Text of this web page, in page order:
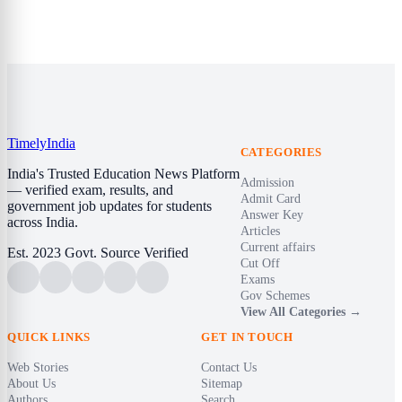
TimelyIndia
India's Trusted Education News Platform
— verified exam, results, and
government job updates for students
across India.
Est. 2023 Govt. Source Verified
CATEGORIES
Admission
Admit Card
Answer Key
Articles
Current affairs
Cut Off
Exams
Gov Schemes
View All Categories →
QUICK LINKS
Web Stories
About Us
GET IN TOUCH
Contact Us
Sitemap